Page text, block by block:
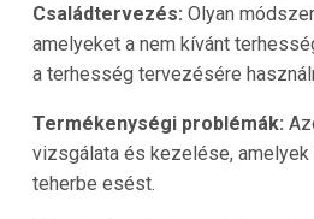
Családtervezés: Olyan
amelyeket a nem kívánt
a terhesség tervezésére
Termékenységi problémák:
vizsgálata és kezelése,
teherbe esést.